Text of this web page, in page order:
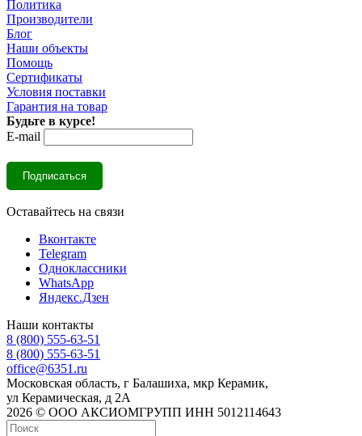
Политика
Производители
Блог
Наши объекты
Помощь
Сертификаты
Условия поставки
Гарантия на товар
Будьте в курсе!
E-mail
Оставайтесь на связи
Вконтакте
Telegram
Одноклассники
WhatsApp
Яндекс.Дзен
Наши контакты
8 (800) 555-63-51
8 (800) 555-63-51
office@6351.ru
Московская область, г Балашиха, мкр Керамик,
ул Керамическая, д 2А
2026 © ООО АКСИОМГРУПП ИНН 5012114643